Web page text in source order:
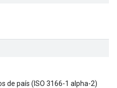
de país (ISO 3166-1 alpha-2)